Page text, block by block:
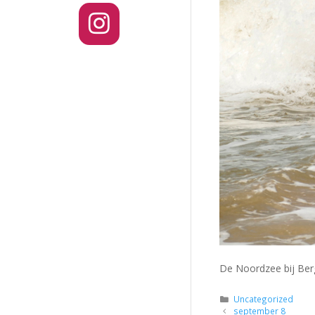
De Noordzee bij
Categorieën
Uncategorized
september 8